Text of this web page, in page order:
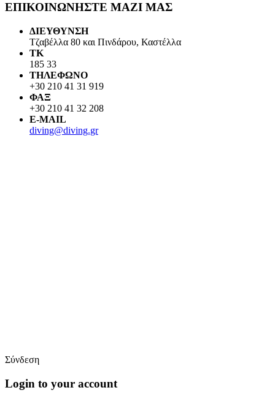
ΕΠΙΚΟΙΝΩΝΗΣΤΕ ΜΑΖΙ ΜΑΣ
ΔΙΕΥΘΥΝΣΗ
Τζαβέλλα 80 και Πινδάρου, Καστέλλα
ΤΚ
185 33
ΤΗΛΕΦΩΝΟ
+30 210 41 31 919
ΦΑΞ
+30 210 41 32 208
E-MAIL
diving@diving.gr
Σύνδεση
Login to your account